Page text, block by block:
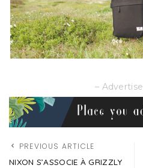
–
PREVIOUS ARTICLE
NIXON S’ASSOCIE À GRIZZLY